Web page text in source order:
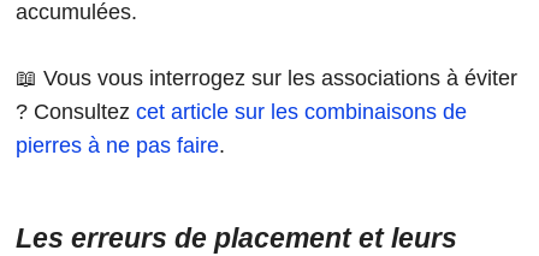
accumulées.
📖 Vous vous interrogez sur les associations à éviter
? Consultez cet article sur les combinaisons de
pierres à ne pas faire.
Les erreurs de placement et leurs